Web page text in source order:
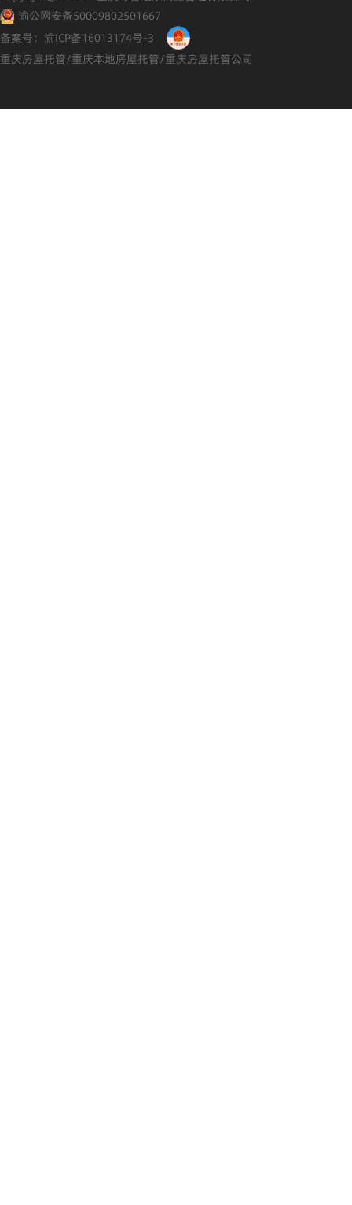
渝公网安备50009802501667
备案号：渝ICP备16013174号-3
重庆房屋托管/重庆本地房屋托管/重庆房屋托管公司